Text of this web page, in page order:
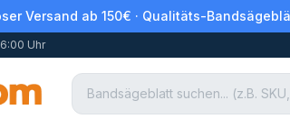
Versand ab 150€ · Qualitäts-
Uhr